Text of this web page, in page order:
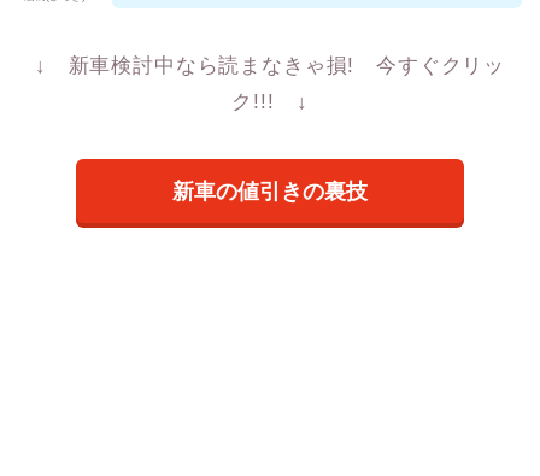
↓ 新車検討中なら読まなきゃ損! 今すぐクリッ
ク!!! ↓
新車の値引きの裏技